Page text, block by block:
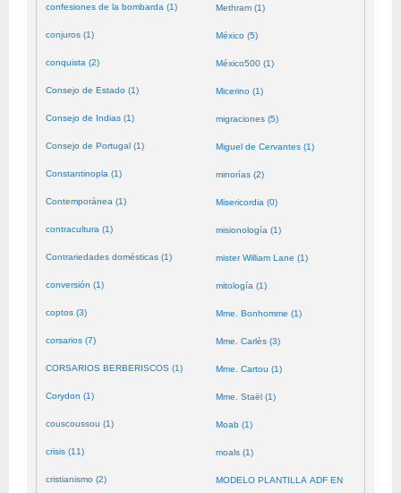
confesiones de la bombarda (1)
conjuros (1)
conquista (2)
Consejo de Estado (1)
Consejo de Indias (1)
Consejo de Portugal (1)
Constantinopla (1)
Contemporánea (1)
contracultura (1)
Contrariedades domésticas (1)
conversión (1)
coptos (3)
corsarios (7)
CORSARIOS BERBERISCOS (1)
Corydon (1)
couscoussou (1)
crisis (11)
cristianismo (2)
Methram (1)
México (5)
México500 (1)
Micerino (1)
migraciones (5)
Miguel de Cervantes (1)
minorías (2)
Misericordia (0)
misionología (1)
mister William Lane (1)
mitología (1)
Mme. Bonhomme (1)
Mme. Carlès (3)
Mme. Cartou (1)
Mme. Staël (1)
Moab (1)
moals (1)
MODELO PLANTILLA ADF EN